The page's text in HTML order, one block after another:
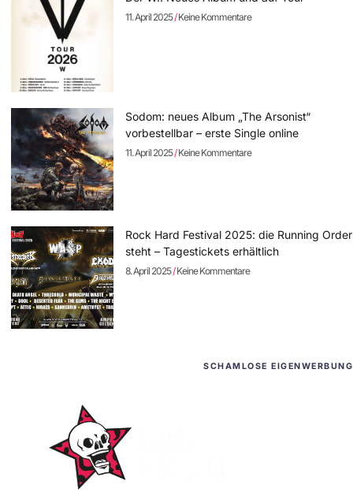
11. April 2025 Keine Kommentare
Sodom: neues Album „The Arsonist“
vorbestellbar – erste Single online
11. April 2025 Keine Kommentare
Rock Hard Festival 2025: die Running Order
steht – Tagestickets erhältlich
8. April 2025 Keine Kommentare
SCHAMLOSE EIGENWERBUNG